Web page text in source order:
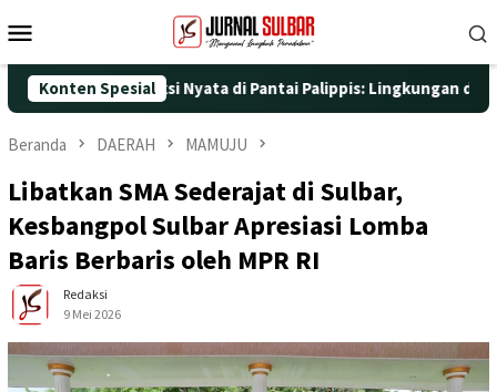
ke
Mobile
Konten Spesial
dengan Aksi Nyata di Pantai Palippis: Lingkungan dan
Beranda DAERAH MAMUJU
Libatkan SMA Sederajat di Sulbar,
Kesbangpol Sulbar Apresiasi Lomba
Baris Berbaris oleh MPR RI
Redaksi
9 Mei 2026